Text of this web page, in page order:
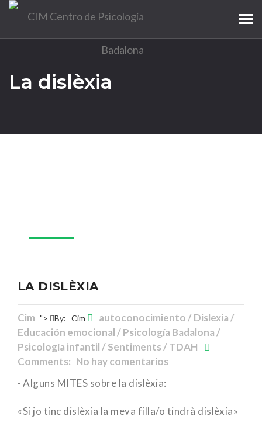
La dislèxia
LA DISLÈXIA
Cim "> By: Cim
autoconocimiento / Dislexia /
Educación emocional / Psicología Badalona /
Psicología infantil / Sentiments / TDAH
Comments: No hay comentarios
· Alguns MITES sobre la dislèxia:
«Si jo tinc dislèxia la meva filla/o tindrà dislèxia»